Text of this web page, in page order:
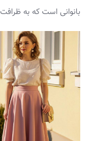
بانوانی است که به